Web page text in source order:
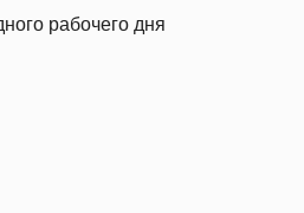
рабочего дня